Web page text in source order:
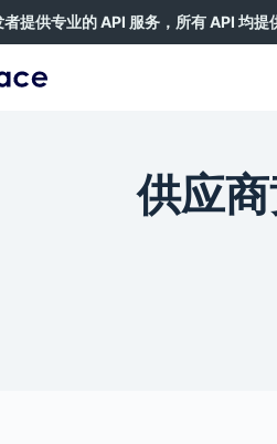
提供专业的 API 服务，所有 API 均提
供应